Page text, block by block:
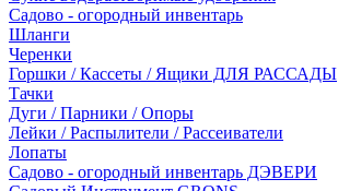
Садово - огородный инвентарь
Шланги
Черенки
Горшки / Кассеты / Ящики ДЛЯ РАССАДЫ
Тачки
Дуги / Парники / Опоры
Лейки / Распылители / Рассеиватели
Лопаты
Садово - огородный инвентарь ДЭВЕРИ